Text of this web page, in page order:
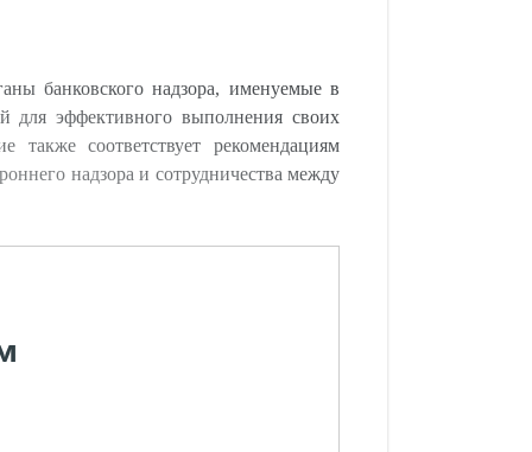
банковского надзора, именуемые в
для эффективного выполнения своих
соответствует рекомендациям
надзора и сотрудничества между